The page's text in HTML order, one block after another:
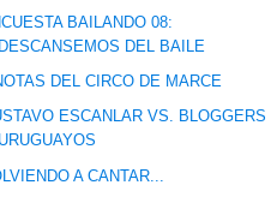
BAILANDO 08:
DEL BAILE
DEL CIRCO DE MARCE
ESCANLAR VS. BLOGGERS
A CANTAR...